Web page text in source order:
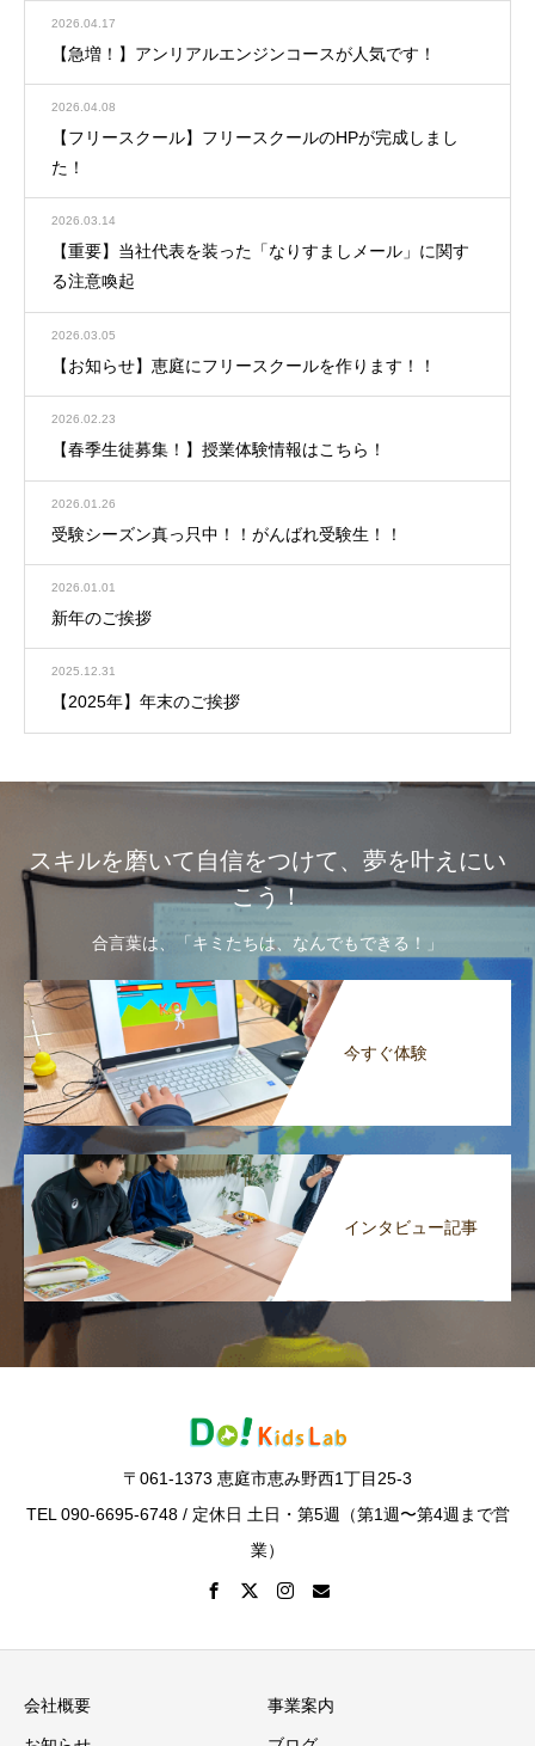
2026.04.17
【急増！】アンリアルエンジンコースが人気です！
2026.04.08
【フリースクール】フリースクールのHPが完成しまし
た！
2026.03.14
【重要】当社代表を装った「なりすましメール」に関す
る注意喚起
2026.03.05
【お知らせ】恵庭にフリースクールを作ります！！
2026.02.23
【春季生徒募集！】授業体験情報はこちら！
2026.01.26
受験シーズン真っ只中！！がんばれ受験生！！
2026.01.01
新年のご挨拶
2025.12.31
【2025年】年末のご挨拶
スキルを磨いて自信をつけて、夢を叶えにい
こう！
合言葉は、「キミたちは、なんでもできる！」
今すぐ体験
インタビュー記事
〒061-1373 恵庭市恵み野西1丁目25-3
TEL 090-6695-6748 / 定休日 土日・第5週（第1週〜第4週まで営
業）
会社概要 事業案内